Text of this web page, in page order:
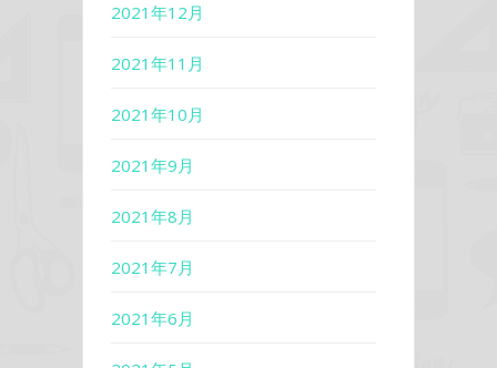
2021年12月
2021年11月
2021年10月
2021年9月
2021年8月
2021年7月
2021年6月